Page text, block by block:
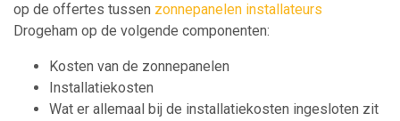
op de offertes tussen zonnepanelen installateurs
Drogeham op de volgende componenten:
Kosten van de zonnepanelen
Installatiekosten
Wat er allemaal bij de installatiekosten ingesloten zit